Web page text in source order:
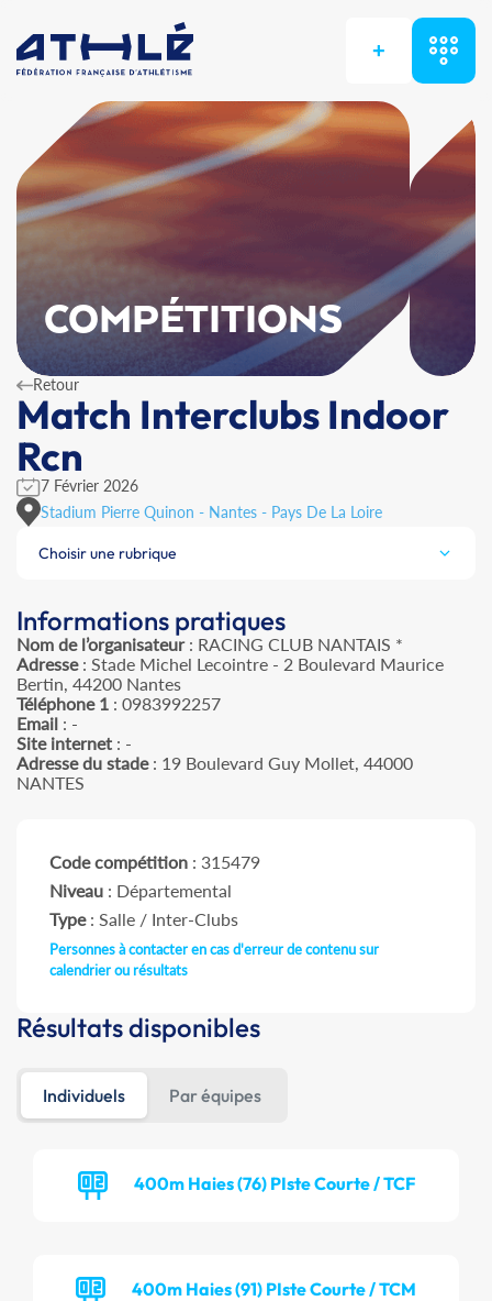
+
COMPÉTITIONS
Retour
Match Interclubs Indoor
Rcn
7 Février 2026
Stadium Pierre Quinon - Nantes - Pays De La Loire
Choisir une rubrique
Informations pratiques
Nom de l’organisateur: RACING CLUB NANTAIS *
Adresse: Stade Michel Lecointre - 2 Boulevard Maurice
Bertin, 44200 Nantes
Téléphone 1 : 0983992257
Email : -
Site internet : -
Adresse du stade: 19 Boulevard Guy Mollet, 44000
NANTES
Code compétition : 315479
Niveau : Départemental
Type: Salle / Inter-Clubs
Personnes à contacter en cas d'erreur de contenu sur
calendrier ou résultats
Résultats disponibles
Individuels Par équipes
400m Haies (76) PIste Courte / TCF
400m Haies (91) PIste Courte / TCM